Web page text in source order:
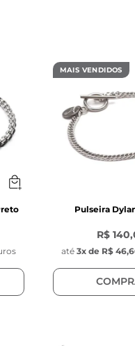
MAIS VENDIDOS
Pulseira
R$
até 3x de R$